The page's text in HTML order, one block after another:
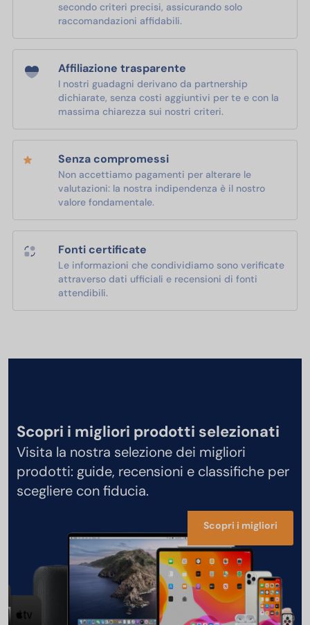
secondo criteri precisi, assicurando solo
raccomandazioni affidabili.
Affiliazione trasparente
I nostri guadagni derivano da partnership
dichiarate, senza costi aggiuntivi per te e con la
massima chiarezza sui nostri criteri.
Senza compromessi
Non accettiamo pagamenti per alterare le
valutazioni: la nostra indipendenza è il nostro
valore fondamentale.
Fonti certificate
Le informazioni che condividiamo sono verificate
attraverso dati ufficiali e recensioni di fonti
attendibili.
Scopri i migliori prodotti selezionati
Visita la nostra selezione dei migliori
prodotti: guide, recensioni e classifiche per
scegliere con fiducia.
Scopri i migliori